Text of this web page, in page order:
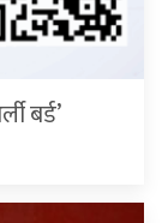
बर्ड’